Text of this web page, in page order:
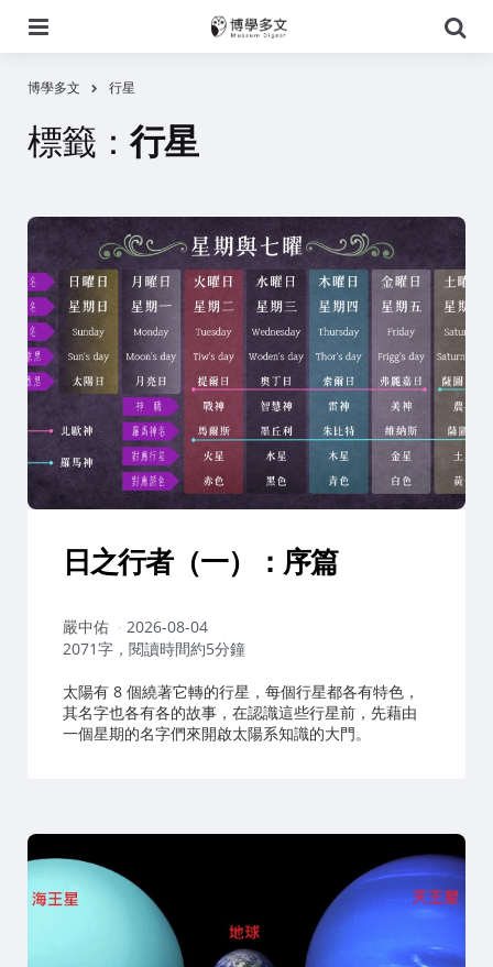
尋
博學多文 行星
標籤： 行星
日之行者（一）：序篇
作
者：
嚴中佑
2026-08-04
2071字，閱讀時間約5分鐘
太陽有 8 個繞著它轉的行星，每個行星都各有特色，
其名字也各有各的故事，在認識這些行星前，先藉由
一個星期的名字們來開啟太陽系知識的大門。